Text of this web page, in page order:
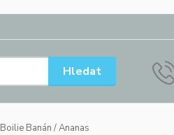
Hledat
Boilie Banán / Ananas